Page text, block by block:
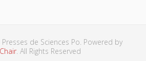
de Sciences Po. Powered by
. All Rights Reserved